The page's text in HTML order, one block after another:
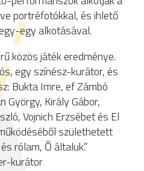
portréfotókkal, és ihlető
egy alkotásával.
közös játék eredménye.
egy színész-kurátor, és
Bukta Imre, ef Zámbó
György, Király Gábor,
Vojnich Erzsébet és El
születhetett
rólam, Ő általuk.”
kurátor